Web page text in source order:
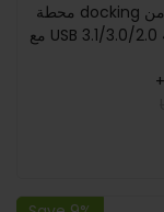
محطة docking العمودية 16 في 1 من Bakeey HD-175 Type-C
مع USB 3.1/3.0/2.0 4K HD/DP 100W PD SD/TF RJ45 Ethernet